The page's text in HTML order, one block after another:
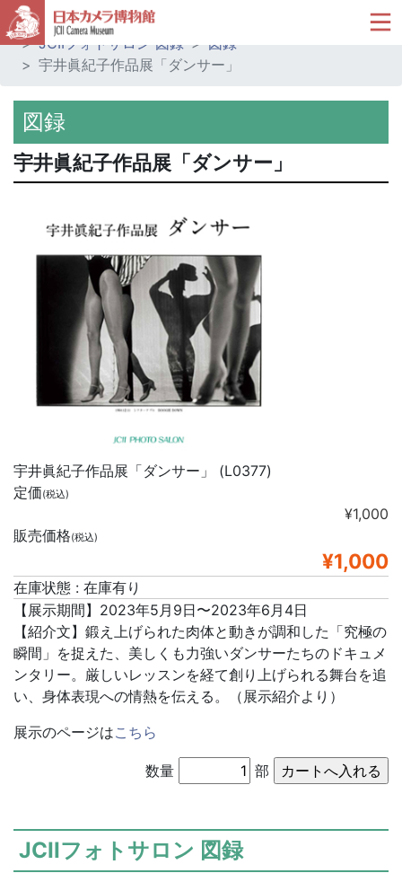
ホーム
ミュージアムショップ
JCIIフォトサロン 図録
図録
宇井眞紀子作品展「ダンサー」
図録
宇井眞紀子作品展「ダンサー」
宇井眞紀子作品展「ダンサー」 (L0377)
定価(税込)
¥1,000
販売価格(税込)
¥1,000
在庫状態 : 在庫有り
【展示期間】2023年5月9日〜2023年6月4日
【紹介文】鍛え上げられた肉体と動きが調和した「究極の
瞬間」を捉えた、美しくも力強いダンサーたちのドキュメ
ンタリー。厳しいレッスンを経て創り上げられる舞台を追
い、身体表現への情熱を伝える。（展示紹介より）
展示のページはこちら
数量 部
JCIIフォトサロン 図録